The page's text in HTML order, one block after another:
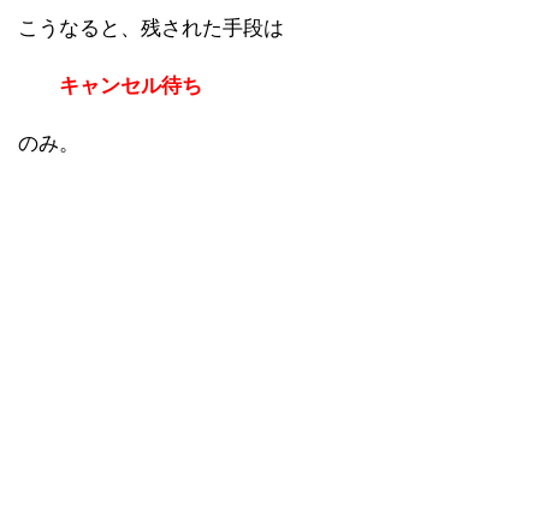
こうなると、残された手段は
キャンセル待ち
のみ。